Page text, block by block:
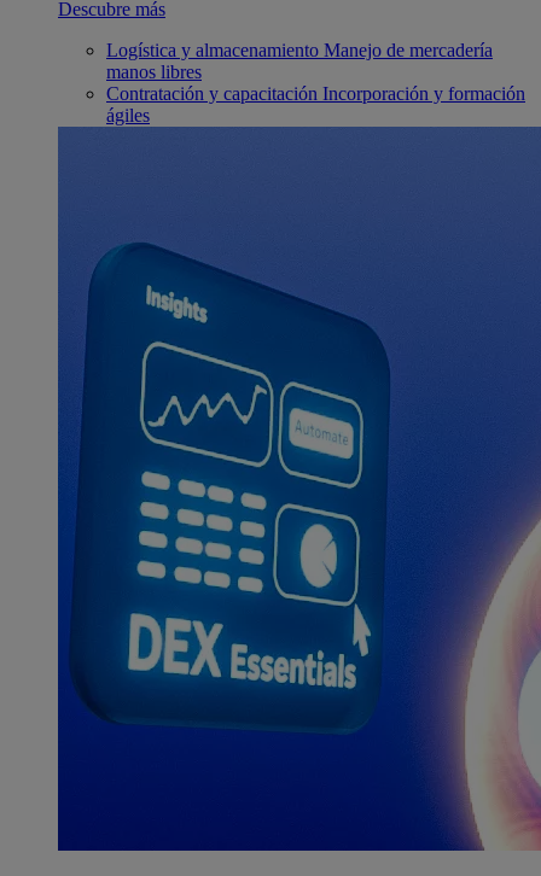
Descubre más
Logística y almacenamiento Manejo de mercadería
manos libres
Contratación y capacitación Incorporación y formación
ágiles